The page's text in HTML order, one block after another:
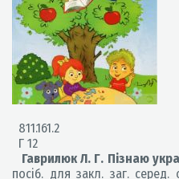
811.161.2
Г 12
Гаврилюк Л. Г. Пізнаю
посіб. для закл. заг.